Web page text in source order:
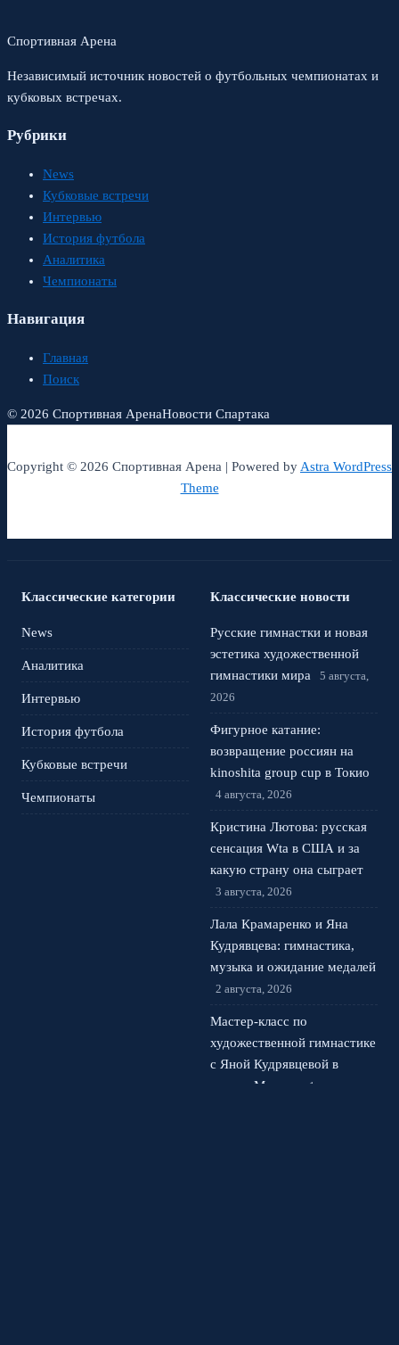
Спортивная Арена
Независимый источник новостей о футбольных чемпионатах и
кубковых встречах.
Рубрики
News
Кубковые встречи
Интервью
История футбола
Аналитика
Чемпионаты
Навигация
Главная
Поиск
© 2026 Спортивная АренаНовости Спартака
Copyright © 2026 Спортивная Арена | Powered byAstra WordPress
Theme
Классические категории
News
Аналитика
Интервью
История футбола
Кубковые встречи
Чемпионаты
Классические новости
Русские гимнастки и новая
эстетика художественной
гимнастики мира
5 августа,
2026
Фигурное катание:
возвращение россиян на
kinoshita group cup в Токио
4 августа, 2026
Кристина Лютова: русская
сенсация Wta в США и за
какую страну она сыграет
3 августа, 2026
Лала Крамаренко и Яна
Кудрявцева: гимнастика,
музыка и ожидание медалей
2 августа, 2026
Мастер-класс по
художественной гимнастике
с Яной Кудрявцевой в
центре Москвы
1 августа,